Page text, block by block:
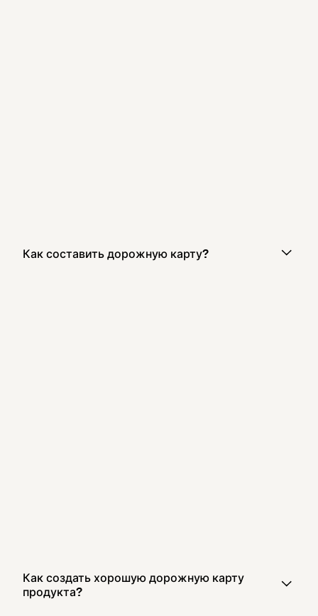
Как составить дорожную карту?
Как создать хорошую дорожную карту
продукта?